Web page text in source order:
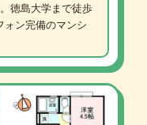
徳島大学まで徒歩
ォン完備のマンシ